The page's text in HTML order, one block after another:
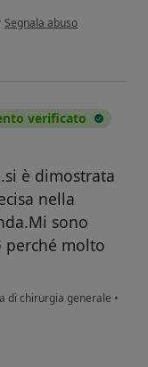
secondo l'opinione
Segnala abuso
verificato
è dimostrata
nella
sono
molto
di chirurgia generale •